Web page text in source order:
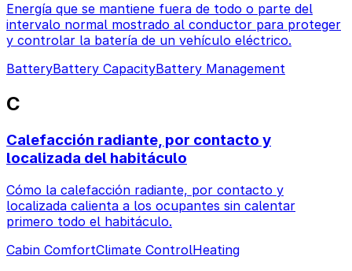
Energía que se mantiene fuera de todo o parte del
intervalo normal mostrado al conductor para proteger
y controlar la batería de un vehículo eléctrico.
BatteryBattery CapacityBattery Management
C
Calefacción radiante, por contacto y
localizada del habitáculo
Cómo la calefacción radiante, por contacto y
localizada calienta a los ocupantes sin calentar
primero todo el habitáculo.
Cabin ComfortClimate ControlHeating